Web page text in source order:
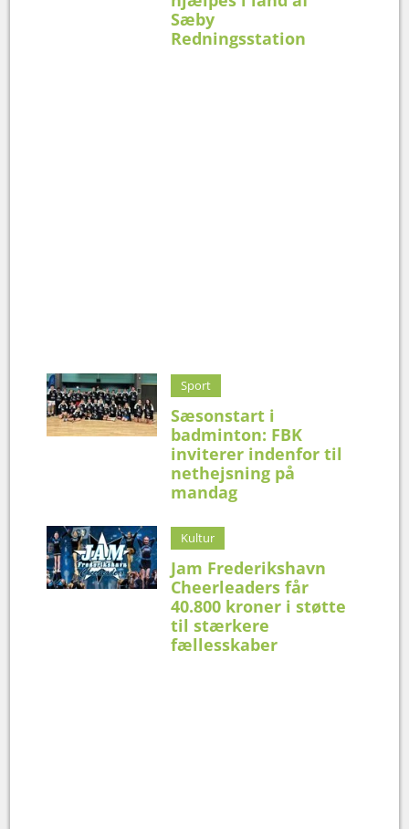
Sæby
Redningsstation
Sport
Sæsonstart i
badminton: FBK
inviterer indenfor til
nethejsning på
mandag
Kultur
Jam Frederikshavn
Cheerleaders får
40.800 kroner i støtte
til stærkere
fællesskaber